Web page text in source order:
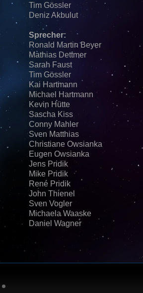
Tim Gössler
Deniz Akbulut
Sprecher:
Ronald Martin Beyer
Mathias Dettmer
Sarah Faust
Tim Gössler
Kai Hartmann
Michael Hartmann
Kevin Hütte
Sascha Kiss
Conny Mahler
Sven Matthias
Christiane Owsianka
Eugen Owsianka
Jens Pridik
Mike Pridik
René Pridik
John Thienel
Sven Vogler
Michaela Waaske
Daniel Wagner